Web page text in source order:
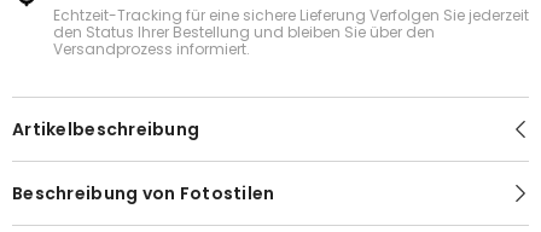
Echtzeit-Tracking für eine sichere Lieferung Verfolgen Sie jederzeit
den Status Ihrer Bestellung und bleiben Sie über den
Versandprozess informiert.
Artikelbeschreibung
Beschreibung von Fotostilen